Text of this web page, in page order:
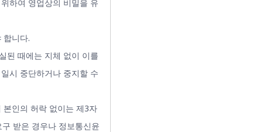
하여 영업상의 비밀을 유
합니다.
된 때에는 지체 없이 이를
시 중단하거나 중지할 수
인의 허락 없이는 제3자
받은 경우나 정보통신윤